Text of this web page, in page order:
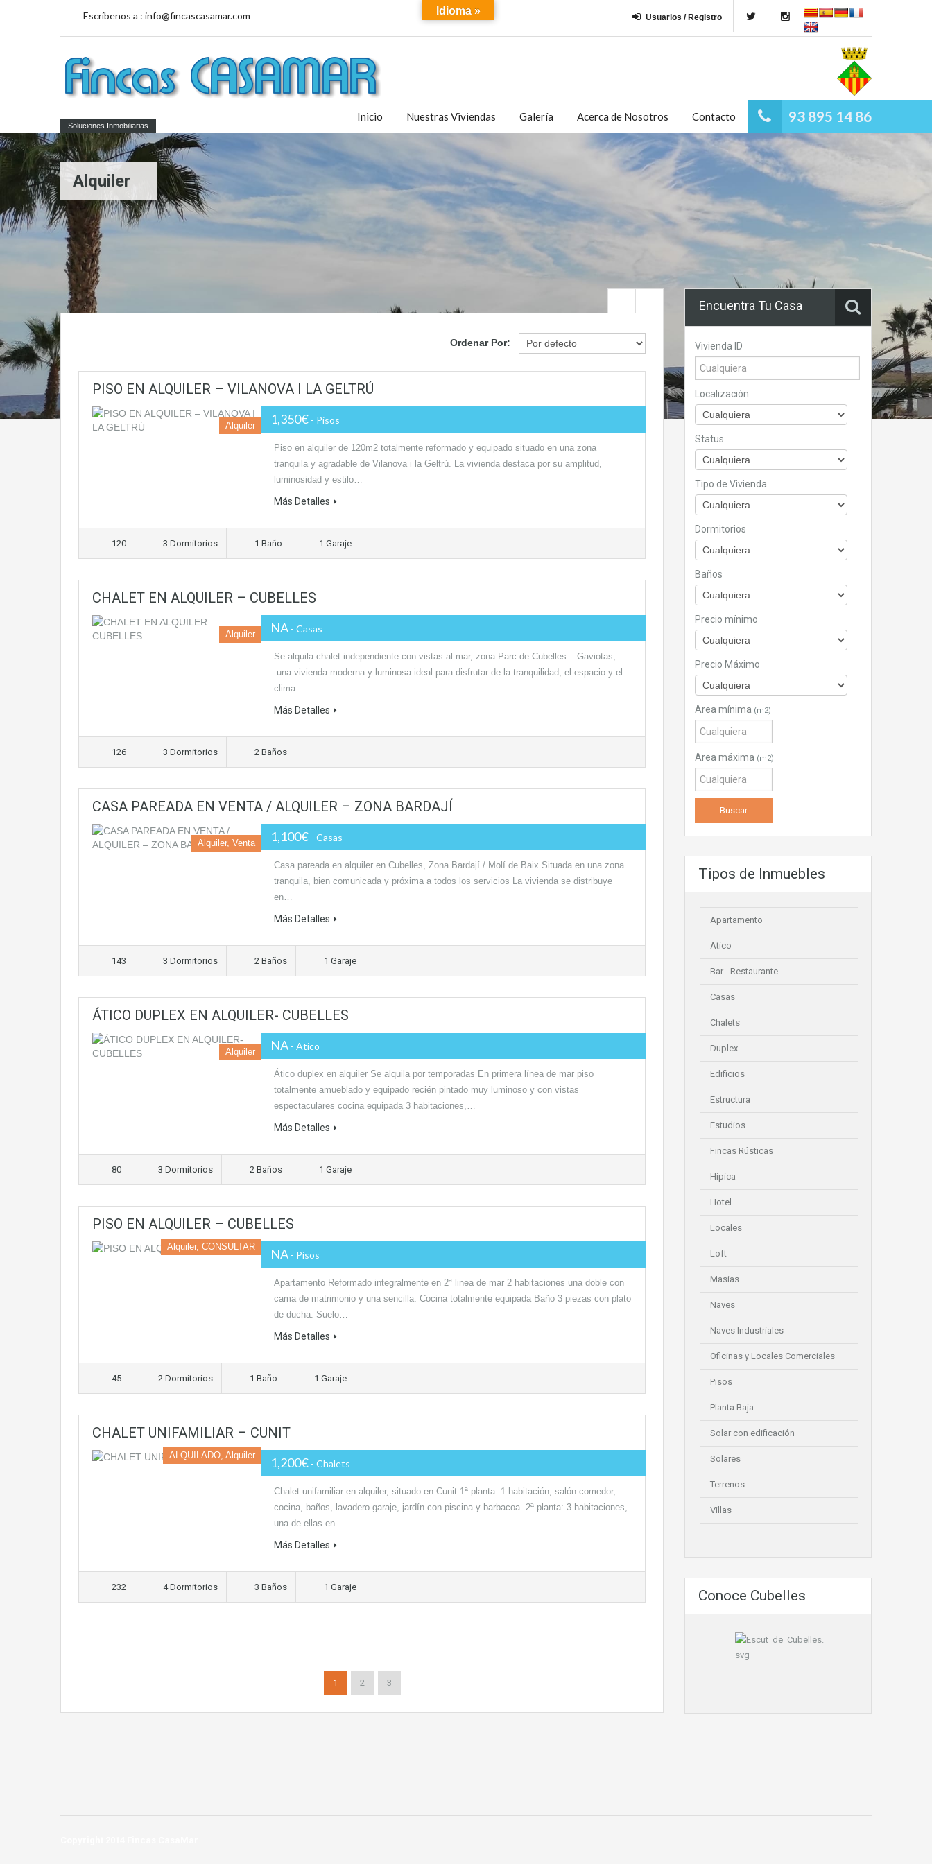
Escríbenos a : info@fincascasamar.com Usuarios / Registro
Soluciones Inmobiliarias
93 895 14 86
Inicio Nuestras Viviendas Galería Acerca de Nosotros Contacto
Alquiler
Ordenar Por:
PISO EN ALQUILER – VILANOVA I LA GELTRÚ
Alquiler 1,350€ - Pisos
Piso en alquiler de 120m2 totalmente reformado y equipado situado en una zona
tranquila y agradable de Vilanova i la Geltrú. La vivienda destaca por su amplitud,
luminosidad y estilo…
Más Detalles
120 3 Dormitorios 1 Baño 1 Garaje
CHALET EN ALQUILER – CUBELLES
Alquiler NA - Casas
Se alquila chalet independiente con vistas al mar, zona Parc de Cubelles – Gaviotas,
una vivienda moderna y luminosa ideal para disfrutar de la tranquilidad, el espacio y el
clima…
Más Detalles
126 3 Dormitorios 2 Baños
CASA PAREADA EN VENTA / ALQUILER – ZONA BARDAJÍ
Alquiler, Venta 1,100€ - Casas
Casa pareada en alquiler en Cubelles, Zona Bardají / Molí de Baix Situada en una zona
tranquila, bien comunicada y próxima a todos los servicios La vivienda se distribuye
en…
Más Detalles
143 3 Dormitorios 2 Baños 1 Garaje
ÁTICO DUPLEX EN ALQUILER- CUBELLES
Alquiler NA - Atico
Ático duplex en alquiler Se alquila por temporadas En primera línea de mar piso
totalmente amueblado y equipado recién pintado muy luminoso y con vistas
espectaculares cocina equipada 3 habitaciones,…
Más Detalles
80 3 Dormitorios 2 Baños 1 Garaje
PISO EN ALQUILER – CUBELLES
Alquiler, CONSULTAR NA - Pisos
Apartamento Reformado integralmente en 2ª linea de mar 2 habitaciones una doble con
cama de matrimonio y una sencilla. Cocina totalmente equipada Baño 3 piezas con plato
de ducha. Suelo…
Más Detalles
45 2 Dormitorios 1 Baño 1 Garaje
CHALET UNIFAMILIAR – CUNIT
ALQUILADO, Alquiler 1,200€ - Chalets
Chalet unifamiliar en alquiler, situado en Cunit 1ª planta: 1 habitación, salón comedor,
cocina, baños, lavadero garaje, jardín con piscina y barbacoa. 2ª planta: 3 habitaciones,
una de ellas en…
Más Detalles
232 4 Dormitorios 3 Baños 1 Garaje
1 2 3
Encuentra Tu Casa
Vivienda ID
Localización
Status
Tipo de Vivienda
Dormitorios
Baños
Precio mínimo
Precio Máximo
Area mínima (m2)
Area máxima (m2)
Tipos de Inmuebles
Apartamento
Atico
Bar - Restaurante
Casas
Chalets
Duplex
Edificios
Estructura
Estudios
Fincas Rústicas
Hipica
Hotel
Locales
Loft
Masias
Naves
Naves Industriales
Oficinas y Locales Comerciales
Pisos
Planta Baja
Solar con edificación
Solares
Terrenos
Villas
Conoce Cubelles
Idioma »